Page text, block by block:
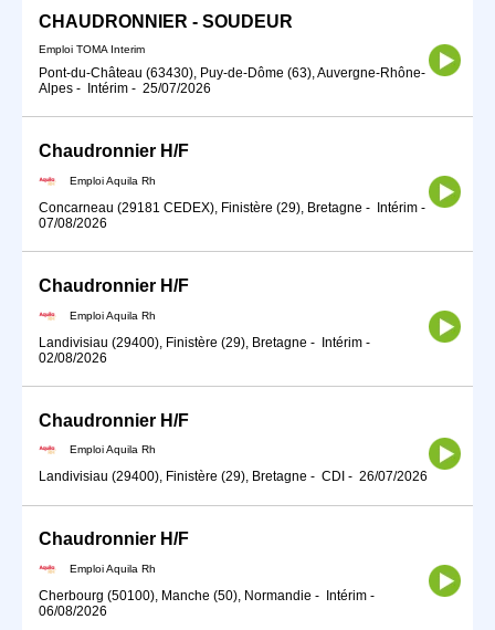
CHAUDRONNIER - SOUDEUR
Emploi TOMA Interim
Pont-du-Château (63430), Puy-de-Dôme (63), Auvergne-Rhône-
Alpes - Intérim - 25/07/2026
Chaudronnier H/F
Emploi Aquila Rh
Concarneau (29181 CEDEX), Finistère (29), Bretagne - Intérim -
07/08/2026
Chaudronnier H/F
Emploi Aquila Rh
Landivisiau (29400), Finistère (29), Bretagne - Intérim -
02/08/2026
Chaudronnier H/F
Emploi Aquila Rh
Landivisiau (29400), Finistère (29), Bretagne - CDI - 26/07/2026
Chaudronnier H/F
Emploi Aquila Rh
Cherbourg (50100), Manche (50), Normandie - Intérim -
06/08/2026